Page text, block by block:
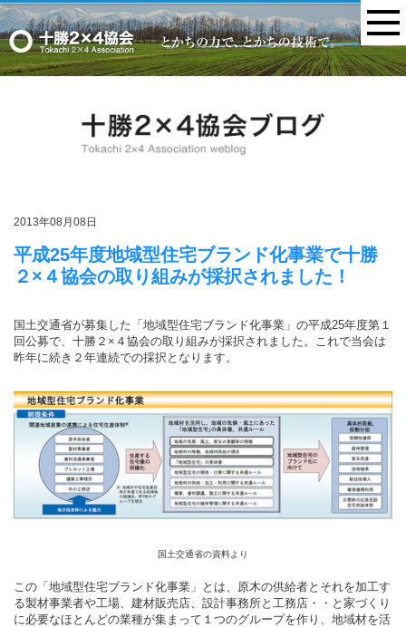
2013年08月08日
平成25年度地域型住宅ブランド化事業で十勝
２×４協会の取り組みが採択されました！
国土交通省が募集した「地域型住宅ブランド化事業」の平成25年度第１
回公募で、十勝２×４協会の取り組みが採択されました。これで当会は
昨年に続き２年連続での採択となります。
国土交通省の資料より
この「地域型住宅ブランド化事業」とは、原木の供給者とそれを加工す
る製材事業者や工場、建材販売店、設計事務所と工務店・・と家づくり
に必要なほとんどの業種が集まって１つのグループを作り、地域材を活
MENU